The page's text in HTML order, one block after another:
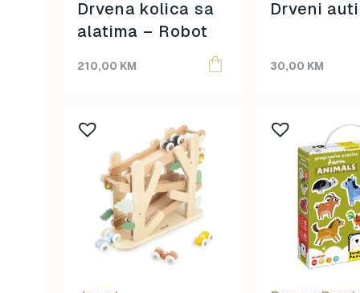
HEY CLAY 0
Igračke 1 - 2 102
Igračke 5+
Kostimi za maškare 68
Kreativni kutak 171
Lisciani 1
Little Dutch 131
LJETNA PONUDA 152
Llorens lutke 30
0
Drvena kolica sa
alatima – Robot
210,00 KM
Drveni
30,00 KM